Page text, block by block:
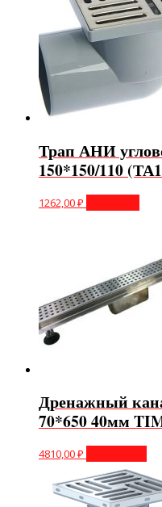
Трап АНИ
150*150/110
1262,00₽
Дренажный
70*650 40мм
4810,00₽